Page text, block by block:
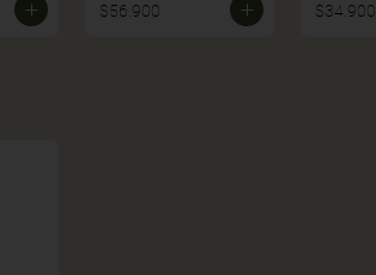
$56.900 $34.900